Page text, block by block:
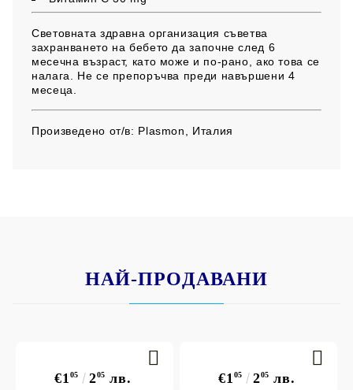
Световната здравна организация съветва
захранването на бебето да започне след 6
месечна възраст, като може и по-рано, ако това се
налага. Не се препоръчва преди навършени 4
месеца.
Произведено от/в: Plasmon, Италия
НАЙ-ПРОДАВАНИ
€105 205 лв. €105 205 лв.